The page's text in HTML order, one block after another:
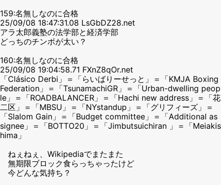
159:名無しなのに合格
25/09/08 18:47:31.08 LsGbDZ28.net
アラ太郎義塾の法学部と経済学部
どっちのチンボが太い？
160:名無しなのに合格
25/09/08 19:04:58.71 FXnZ8qOr.net
「Clásico Derbi」＝「らいばりーせっと」＝「KMJA Boxing
Federation」＝「TsunamachiGR」＝「Urban-dwelling peop
le」＝「ROADBALANCER」＝「Hachi new address」＝「花
二区」＝「MBSU」＝「NYstandup」＝「グリフィーズ」＝
「Slalom Gain」＝「Budget committee」＝「Additional as
signee」＝「BOTTO20」＝「Jimbutsuichiran 」＝「Meiakis
hima」
ねぇねぇ、Wikipediaでまたまた
無期限ブロック食らっちゃったけど
今どんな気持ち？